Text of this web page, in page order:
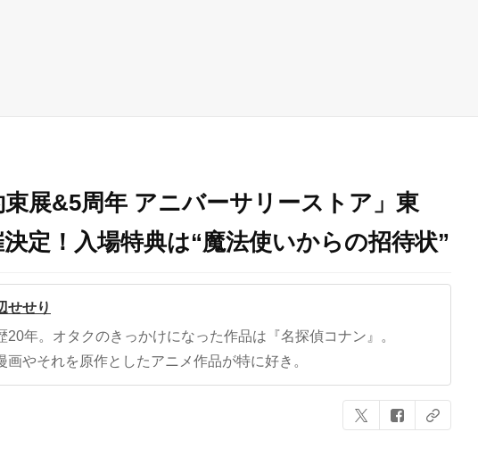
束展&5周年 アニバーサリーストア」東
定！入場特典は“魔法使いからの招待状”
せせり
20年。オタクのきっかけになった作品は『名探偵コナン』。
画やそれを原作としたアニメ作品が特に好き。